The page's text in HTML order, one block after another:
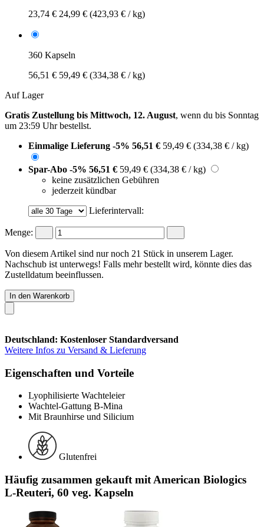
23,74 € 24,99 € (423,93 € / kg)
360 Kapseln
56,51 € 59,49 € (334,38 € / kg)
Auf Lager
Gratis Zustellung bis Mittwoch, 12. August, wenn du bis Sonntag
um 23:59 Uhrbestellst.
Einmalige Lieferung -5% 56,51 € 59,49 € (334,38 € / kg)
Spar-Abo -5% 56,51 € 59,49 € (334,38 € / kg)
keine zusätzlichen Gebühren
jederzeit kündbar
Lieferintervall:
Menge:
Von diesem Artikel sind nur noch 21 Stück in unserem Lager.
Nachschub ist unterwegs! Falls mehr bestellt wird, könnte dies das
Zustelldatum beeinflussen.
In den Warenkorb
Deutschland: Kostenloser Standardversand
Weitere Infos zu Versand & Lieferung
Eigenschaften und Vorteile
Lyophilisierte Wachteleier
Wachtel-Gattung B-Mina
Mit Braunhirse und Silicium
Glutenfrei
Häufig zusammen gekauft mit American Biologics
L-Reuteri, 60 veg. Kapseln